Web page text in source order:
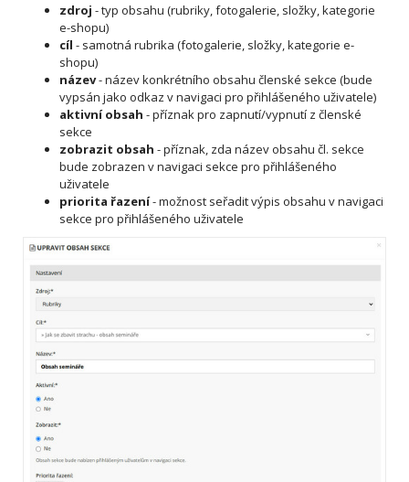
zdroj - typ obsahu (rubriky, fotogalerie, složky, kategorie
e-shopu)
cíl - samotná rubrika (fotogalerie, složky, kategorie e-
shopu)
název- název konkrétního obsahu členské sekce (bude
vypsán jako odkaz v navigaci pro přihlášeného uživatele)
aktivní obsah - příznak pro zapnutí/vypnutí z členské
sekce
zobrazit obsah - příznak, zda název obsahu čl. sekce
bude zobrazen v navigaci sekce pro přihlášeného
uživatele
priorita řazení- možnost seřadit výpis obsahu v navigaci
sekce pro přihlášeného uživatele